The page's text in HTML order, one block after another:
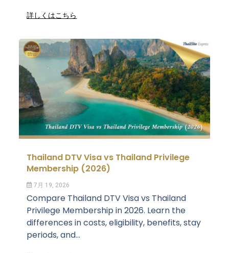
詳しくはこちら
Thailand DTV Visa vs Thailand Privilege
Membership (2026)
7月 19, 2026
Compare Thailand DTV Visa vs Thailand
Privilege Membership in 2026. Learn the
differences in costs, eligibility, benefits, stay
periods, and...